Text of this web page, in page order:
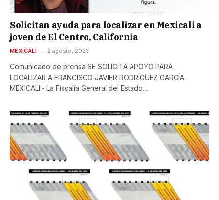
Solicitan ayuda para localizar en Mexicali a
joven de El Centro, California
MEXICALI 2 agosto, 2023
Comunicado de prensa SE SOLICITA APOYO PARA
LOCALIZAR A FRANCISCO JAVIER RODRÍGUEZ GARCÍA
MEXICALI.- La Fiscalía General del Estado…